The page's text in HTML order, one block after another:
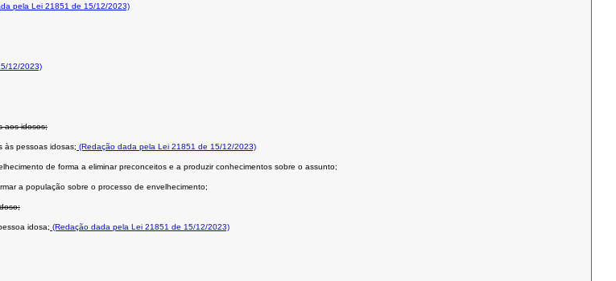
pela Lei 21851 de 15/12/2023)
12/2023)
aos idosos;
às pessoas idosas; (Redação dada pela Lei 21851 de 15/12/2023)
de forma a eliminar preconceitos e a produzir conhecimentos sobre o assunto;
a população sobre o processo de envelhecimento;
idosa; (Redação dada pela Lei 21851 de 15/12/2023)